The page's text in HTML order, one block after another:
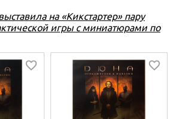
на «Кикстартер» пару
игры с миниатюрами по